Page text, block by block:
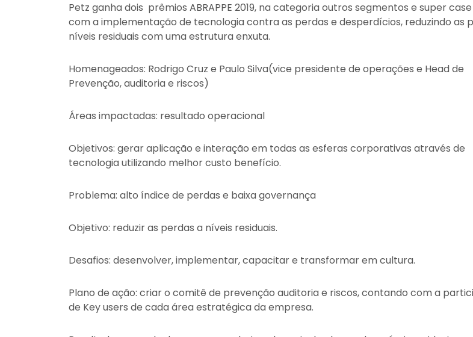
Petz ganha dois prêmios ABRAPPE 2019, na categoria outros segmentos e super
com a implementação de tecnologia contra as perdas e desperdícios, reduzindo as
níveis residuais com uma estrutura enxuta.
Homenageados: Rodrigo Cruz e Paulo Silva(vice presidente de operações e Head de
Prevenção, auditoria e riscos)
Áreas impactadas: resultado operacional
Objetivos: gerar aplicação e interação em todas as esferas corporativas através de
tecnologia utilizando melhor custo benefício.
Problema: alto índice de perdas e baixa governança
Objetivo: reduzir as perdas a níveis residuais.
Desafios: desenvolver, implementar, capacitar e transformar em cultura.
Plano de ação: criar o comitê de prevenção auditoria e riscos, contando com a
de Key users de cada área estratégica da empresa.